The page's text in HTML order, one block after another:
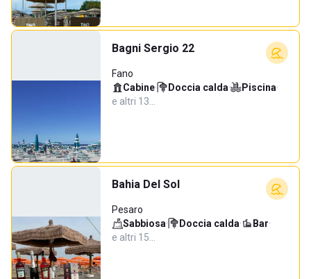
Bagni Sergio 22
Fano
Cabine· Doccia calda· Piscina·
e altri 13…
Bahia Del Sol
Pesaro
Sabbiosa· Doccia calda· Bar·
e altri 15…